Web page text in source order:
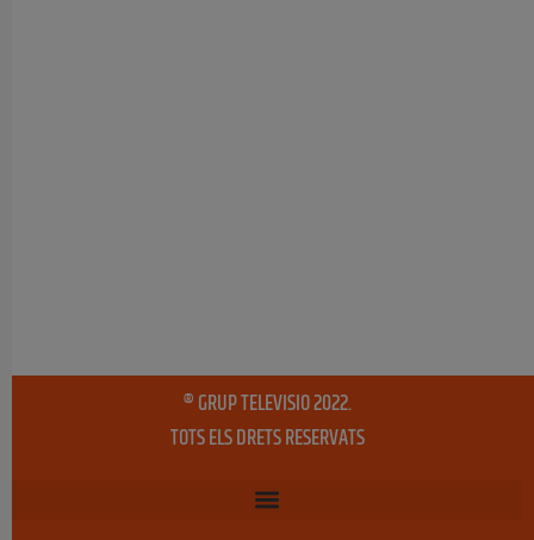
® GRUP TELEVISIO 2022.
TOTS ELS DRETS RESERVATS